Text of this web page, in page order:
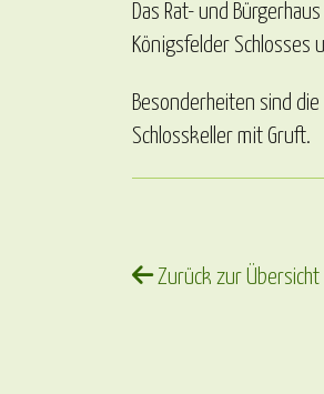
Das Rat- und
Königsfelder Schlosses
Besonderheiten sind
Schlosskeller mit Gruft.
Zurück zur Übersicht